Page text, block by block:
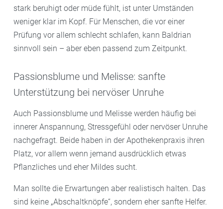
stark beruhigt oder müde fühlt, ist unter Umständen
weniger klar im Kopf. Für Menschen, die vor einer
Prüfung vor allem schlecht schlafen, kann Baldrian
sinnvoll sein – aber eben passend zum Zeitpunkt.
Passionsblume und Melisse: sanfte
Unterstützung bei nervöser Unruhe
Auch Passionsblume und Melisse werden häufig bei
innerer Anspannung, Stressgefühl oder nervöser Unruhe
nachgefragt. Beide haben in der Apothekenpraxis ihren
Platz, vor allem wenn jemand ausdrücklich etwas
Pflanzliches und eher Mildes sucht.
Man sollte die Erwartungen aber realistisch halten. Das
sind keine „Abschaltknöpfe“, sondern eher sanfte Helfer.